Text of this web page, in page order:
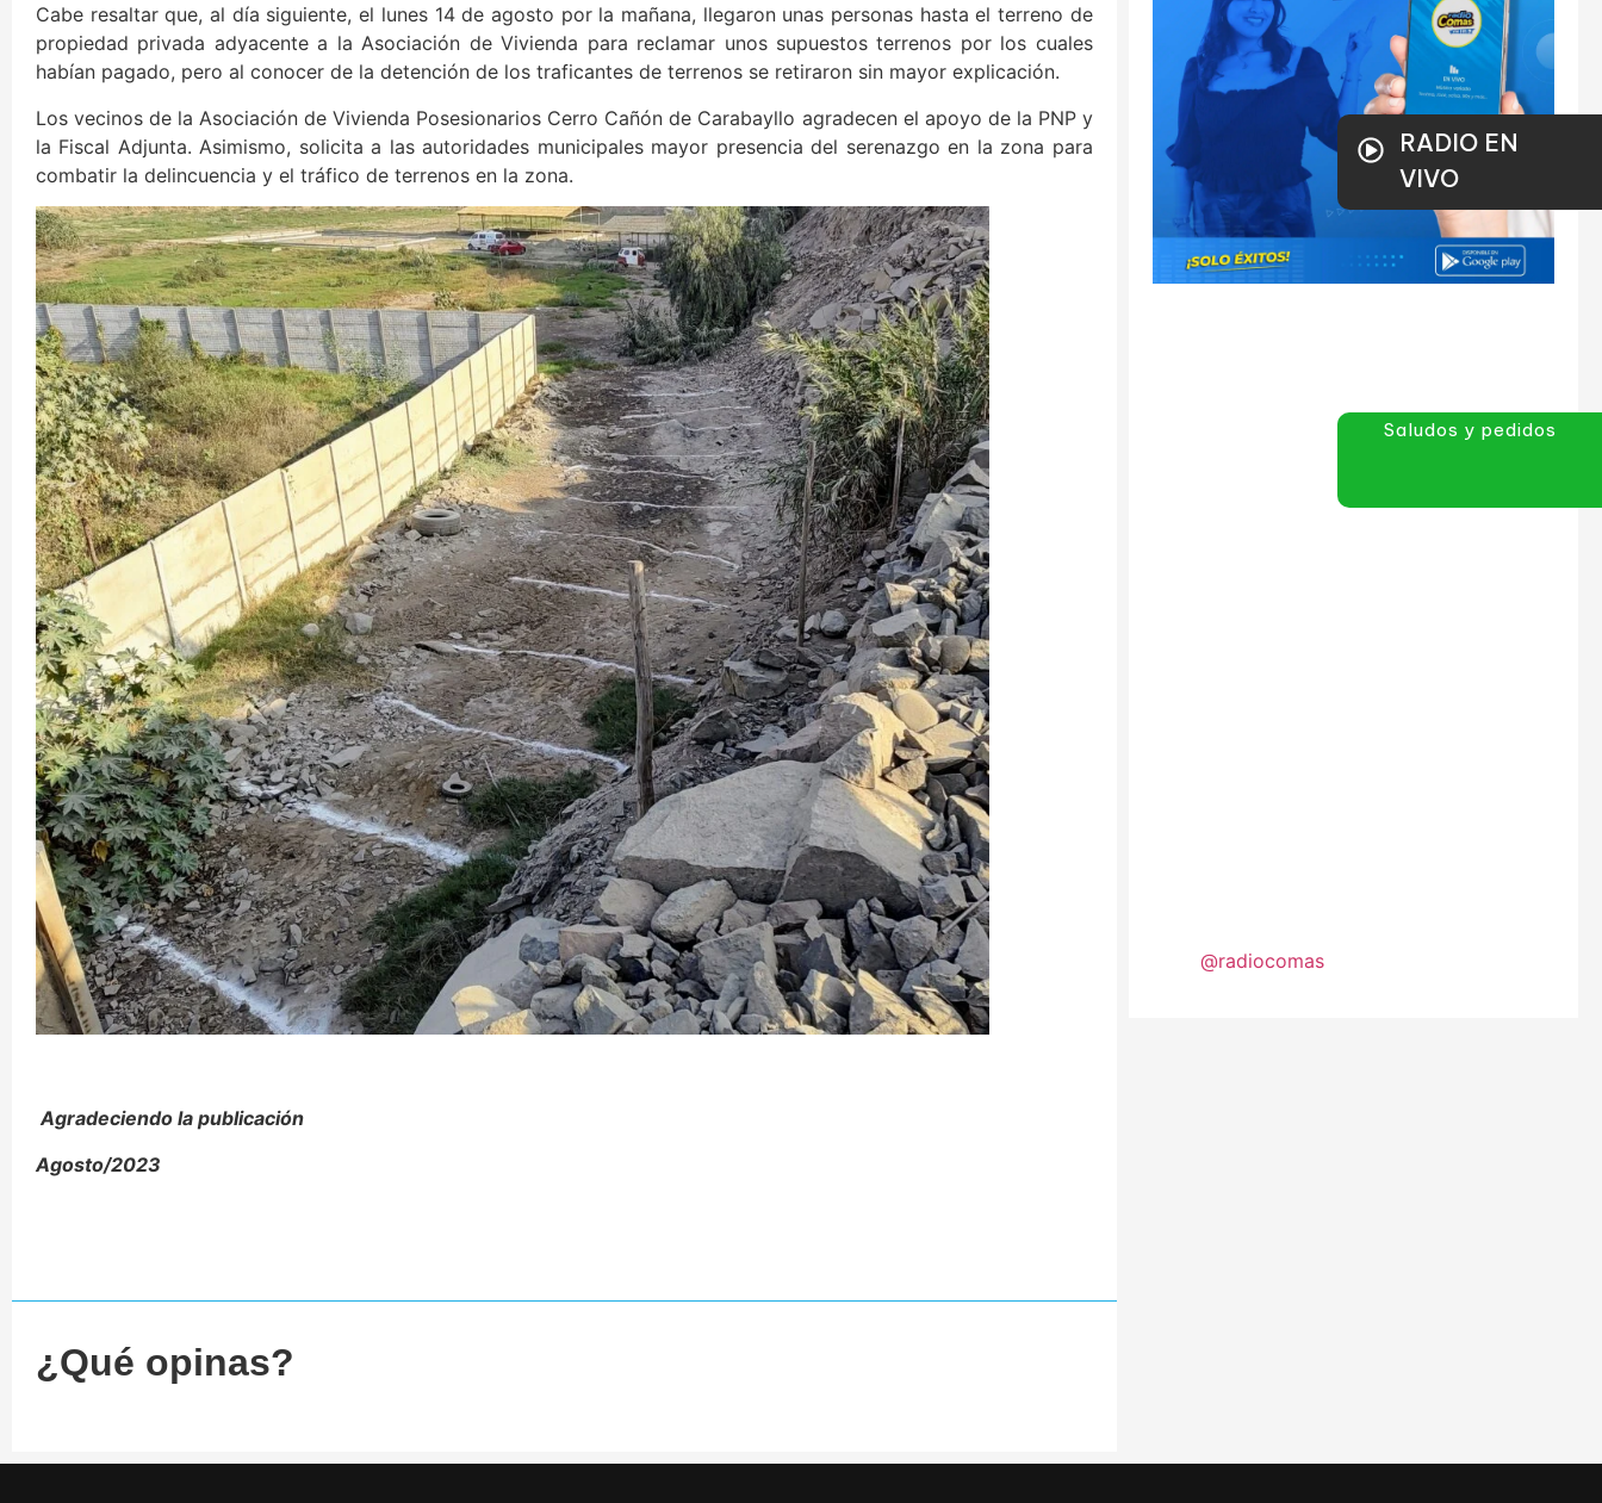
Cabe resaltar que, al día siguiente, el lunes 14 de agosto por la mañana, llegaron unas personas hasta el terreno de
propiedad privada adyacente a la Asociación de Vivienda para reclamar unos supuestos terrenos por los cuales
habían pagado, pero al conocer de la detención de los traficantes de terrenos se retiraron sin mayor explicación.
Los vecinos de la Asociación de Vivienda Posesionarios Cerro Cañón de Carabayllo agradecen el apoyo de la PNP y
la Fiscal Adjunta. Asimismo, solicita a las autoridades municipales mayor presencia del serenazgo en la zona para
combatir la delincuencia y el tráfico de terrenos en la zona.
Agradeciendo la publicación
Agosto/2023
¿Qué opinas?
@radiocomas
RADIO EN
VIVO
Saludos y pedidos